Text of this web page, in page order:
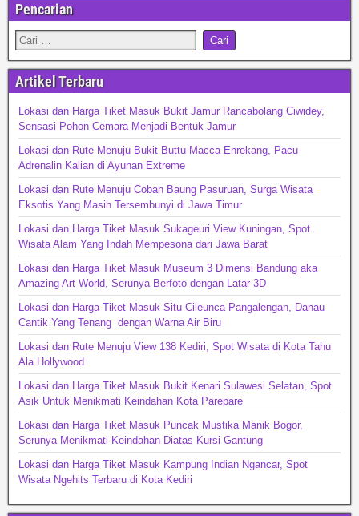
Pencarian
Artikel Terbaru
Lokasi dan Harga Tiket Masuk Bukit Jamur Rancabolang Ciwidey,
Sensasi Pohon Cemara Menjadi Bentuk Jamur
Lokasi dan Rute Menuju Bukit Buttu Macca Enrekang, Pacu
Adrenalin Kalian di Ayunan Extreme
Lokasi dan Rute Menuju Coban Baung Pasuruan, Surga Wisata
Eksotis Yang Masih Tersembunyi di Jawa Timur
Lokasi dan Harga Tiket Masuk Sukageuri View Kuningan, Spot
Wisata Alam Yang Indah Mempesona dari Jawa Barat
Lokasi dan Harga Tiket Masuk Museum 3 Dimensi Bandung aka
Amazing Art World, Serunya Berfoto dengan Latar 3D
Lokasi dan Harga Tiket Masuk Situ Cileunca Pangalengan, Danau
Cantik Yang Tenang dengan Warna Air Biru
Lokasi dan Rute Menuju View 138 Kediri, Spot Wisata di Kota Tahu
Ala Hollywood
Lokasi dan Harga Tiket Masuk Bukit Kenari Sulawesi Selatan, Spot
Asik Untuk Menikmati Keindahan Kota Parepare
Lokasi dan Harga Tiket Masuk Puncak Mustika Manik Bogor,
Serunya Menikmati Keindahan Diatas Kursi Gantung
Lokasi dan Harga Tiket Masuk Kampung Indian Ngancar, Spot
Wisata Ngehits Terbaru di Kota Kediri